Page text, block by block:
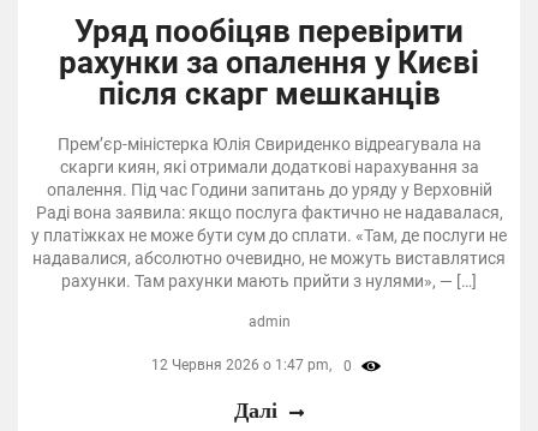
Уряд пообіцяв перевірити
рахунки за опалення у Києві
після скарг мешканців
Прем’єр-міністерка Юлія Свириденко відреагувала на
скарги киян, які отримали додаткові нарахування за
опалення. Під час Години запитань до уряду у Верховній
Раді вона заявила: якщо послуга фактично не надавалася,
у платіжках не може бути сум до сплати. «Там, де послуги не
надавалися, абсолютно очевидно, не можуть виставлятися
рахунки. Там рахунки мають прийти з нулями», — […]
admin
12 Червня 2026 о 1:47 pm, 0
Далі